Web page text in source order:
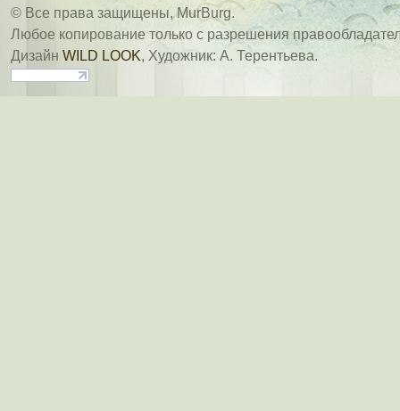
© Все права защищены, MurBurg.
Любое копирование только с разрешения
Дизайн WILD LOOK, Художник: А. Терентьева.